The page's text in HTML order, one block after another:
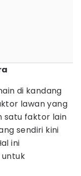
di kandang
lawan yang
satu faktor lain
sendiri kini
ini